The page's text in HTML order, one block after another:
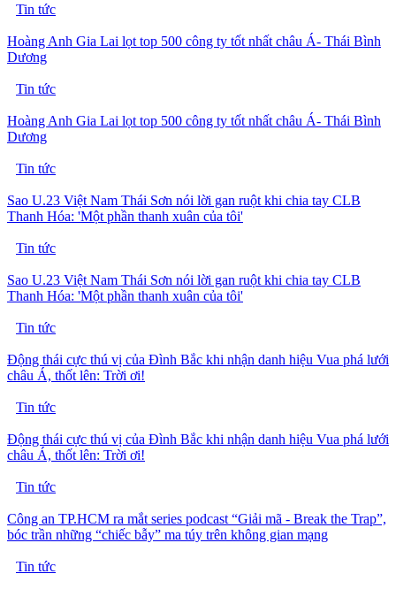
Tin tức
Hoàng Anh Gia Lai lọt top 500 công ty tốt nhất châu Á- Thái Bình
Dương
Tin tức
Hoàng Anh Gia Lai lọt top 500 công ty tốt nhất châu Á- Thái Bình
Dương
Tin tức
Sao U.23 Việt Nam Thái Sơn nói lời gan ruột khi chia tay CLB
Thanh Hóa: 'Một phần thanh xuân của tôi'
Tin tức
Sao U.23 Việt Nam Thái Sơn nói lời gan ruột khi chia tay CLB
Thanh Hóa: 'Một phần thanh xuân của tôi'
Tin tức
Động thái cực thú vị của Đình Bắc khi nhận danh hiệu Vua phá lưới
châu Á, thốt lên: Trời ơi!
Tin tức
Động thái cực thú vị của Đình Bắc khi nhận danh hiệu Vua phá lưới
châu Á, thốt lên: Trời ơi!
Tin tức
Công an TP.HCM ra mắt series podcast “Giải mã - Break the Trap”,
bóc trần những “chiếc bẫy” ma túy trên không gian mạng
Tin tức